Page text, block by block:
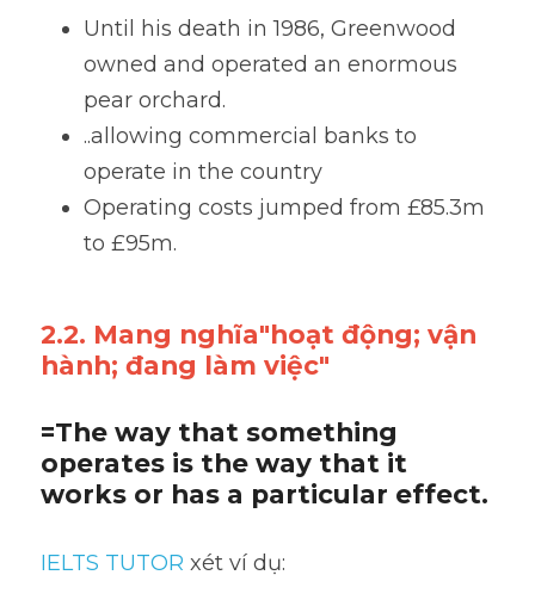
Until his death in 1986, Greenwood
owned and operated an enormous
pear orchard.
..allowing commercial banks to
operate in the country
Operating costs jumped from £85.3m
to £95m.
2.2. Mang nghĩa"hoạt động; vận
hành; đang làm việc"
=The way that something
operates is the way that it
works or has a particular effect.
IELTS TUTOR xét ví dụ: